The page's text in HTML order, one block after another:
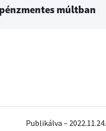
múltban
Publikálva – 2022.11.24.